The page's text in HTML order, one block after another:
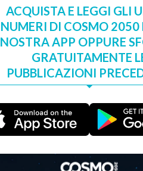
ACQUISTA E LEGGI GLI
NUMERI DI COSMO 2050
NOSTRA APP OPPURE
GRATUITAMENTE
PUBBLICAZIONI